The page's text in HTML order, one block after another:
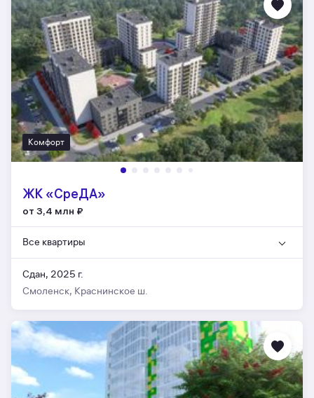
Комфорт
ЖК «СреДА»
от 3,4 млн ₽
Все квартиры
Сдан, 2025 г.
Смоленск, Краснинское ш.